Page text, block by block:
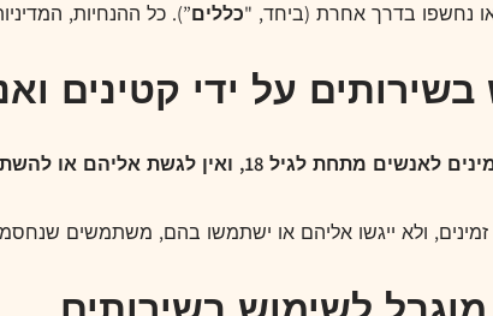
נחשפו בדרך אחרת (ביחד, "כללים”). כל ההנחיות,
לגיל 18, ואין לגשת אליהם או להשתמש בהם.
זמינים, ולא ייגשו אליהם או ישתמשו בהם, משתמשים